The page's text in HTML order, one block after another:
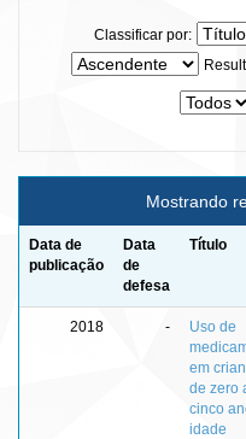
Classificar por:
Mostrando
Data de
publicação
Data
de
defesa
Título
2018 -
Uso de
em
de zero
cinco
idade